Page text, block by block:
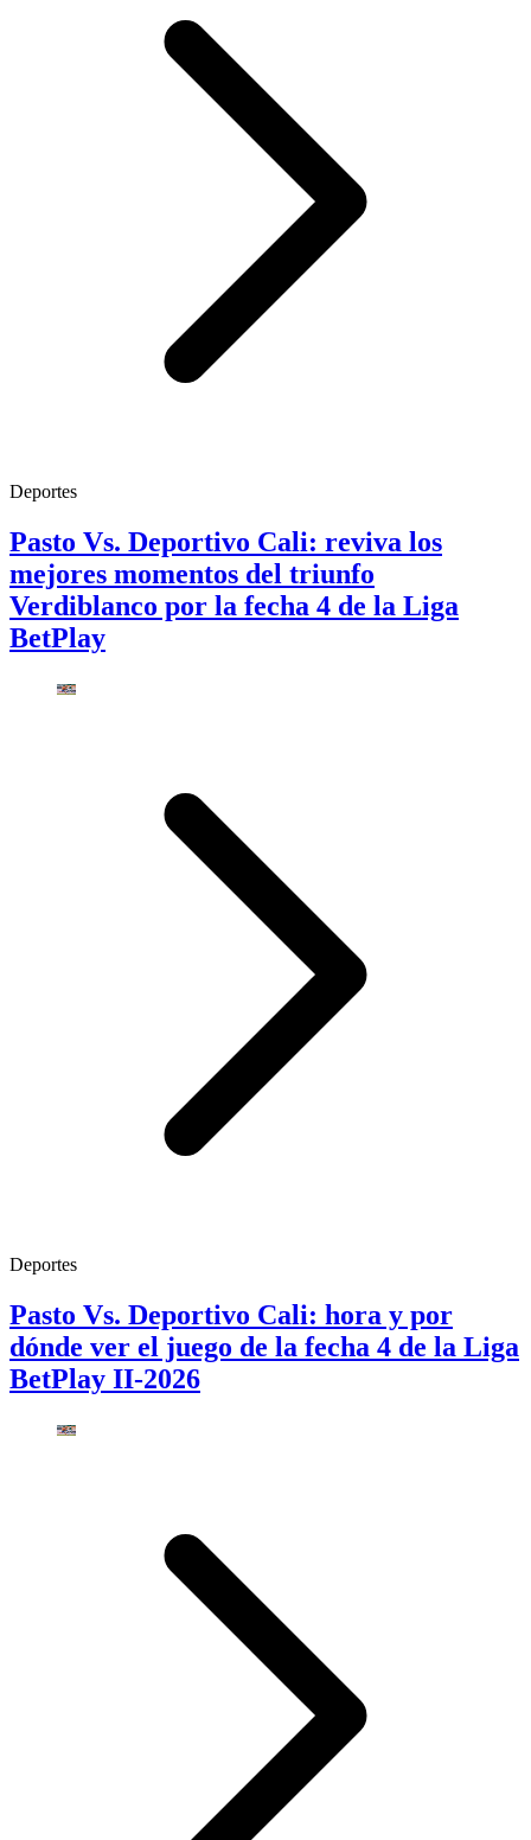
Deportes
Pasto Vs. Deportivo Cali: reviva los
mejores momentos del triunfo
Verdiblanco por la fecha 4 de la Liga
BetPlay
Deportes
Pasto Vs. Deportivo Cali: hora y por
dónde ver el juego de la fecha 4 de la Liga
BetPlay II-2026